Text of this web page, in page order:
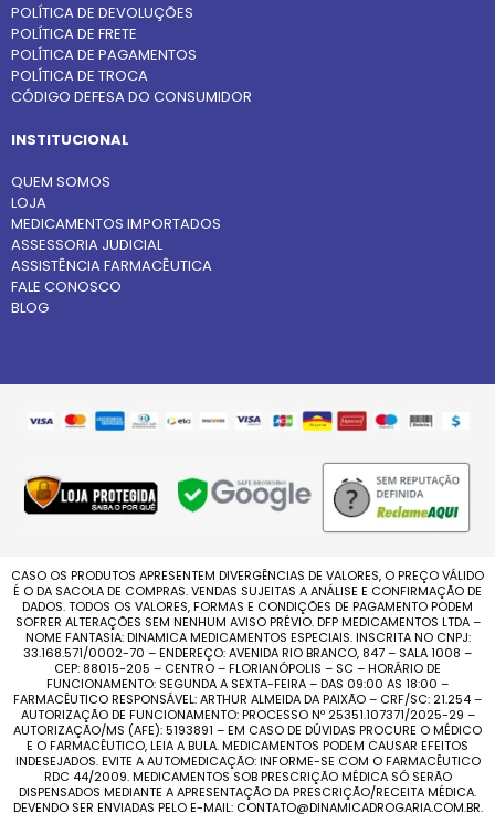
POLÍTICA DE DEVOLUÇÕES
POLÍTICA DE FRETE
POLÍTICA DE PAGAMENTOS
POLÍTICA DE TROCA
CÓDIGO DEFESA DO CONSUMIDOR
INSTITUCIONAL
QUEM SOMOS
LOJA
MEDICAMENTOS IMPORTADOS
ASSESSORIA JUDICIAL
ASSISTÊNCIA FARMACÊUTICA
FALE CONOSCO
BLOG
CASO OS PRODUTOS APRESENTEM DIVERGÊNCIAS DE VALORES, O PREÇO VÁLIDO
É O DA SACOLA DE COMPRAS. VENDAS SUJEITAS A ANÁLISE E CONFIRMAÇÃO DE
DADOS. TODOS OS VALORES, FORMAS E CONDIÇÕES DE PAGAMENTO PODEM
SOFRER ALTERAÇÕES SEM NENHUM AVISO PRÉVIO. DFP MEDICAMENTOS LTDA –
NOME FANTASIA: DINAMICA MEDICAMENTOS ESPECIAIS. INSCRITA NO CNPJ:
33.168.571/0002-70 – ENDEREÇO: AVENIDA RIO BRANCO, 847 – SALA 1008 –
CEP: 88015-205 – CENTRO – FLORIANÓPOLIS – SC – HORÁRIO DE
FUNCIONAMENTO: SEGUNDA A SEXTA-FEIRA – DAS 09:00 AS 18:00 –
FARMACÊUTICO RESPONSÁVEL: ARTHUR ALMEIDA DA PAIXÃO – CRF/SC: 21.254 –
AUTORIZAÇÃO DE FUNCIONAMENTO: PROCESSO Nº 25351.107371/2025-29 –
AUTORIZAÇÃO/MS (AFE): 5193891 – EM CASO DE DÚVIDAS PROCURE O MÉDICO
E O FARMACÊUTICO, LEIA A BULA. MEDICAMENTOS PODEM CAUSAR EFEITOS
INDESEJADOS. EVITE A AUTOMEDICAÇÃO: INFORME-SE COM O FARMACÊUTICO
RDC 44/2009. MEDICAMENTOS SOB PRESCRIÇÃO MÉDICA SÓ SERÃO
DISPENSADOS MEDIANTE A APRESENTAÇÃO DA PRESCRIÇÃO/RECEITA MÉDICA.
DEVENDO SER ENVIADAS PELO E-MAIL: CONTATO@DINAMICADROGARIA.COM.BR.